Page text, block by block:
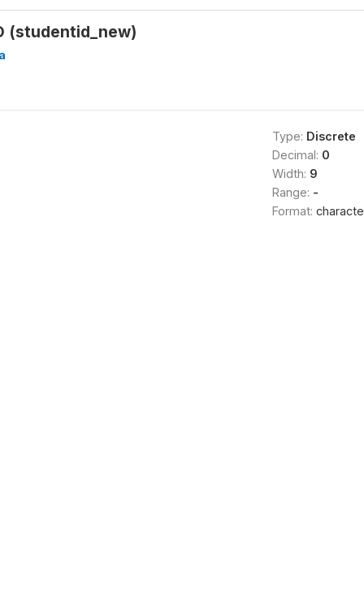
(studentid_new)
Type: Discrete
Decimal: 0
Width: 9
Range: -
Format: